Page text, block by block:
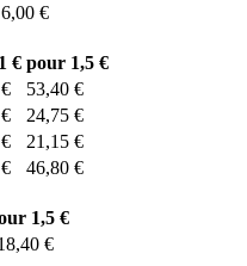
6,00 €
€ pour 1,5 €
53,40 €
24,75 €
21,15 €
46,80 €
1,5 €
€